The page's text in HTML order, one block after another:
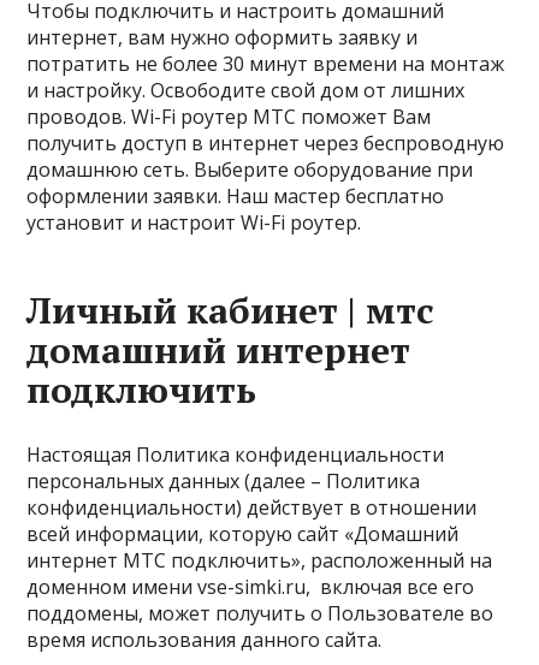
Чтобы подключить и настроить домашний
интернет, вам нужно оформить заявку и
потратить не более 30 минут времени на монтаж
и настройку. Освободите свой дом от лишних
проводов. Wi-Fi роутер МТС поможет Вам
получить доступ в интернет через беспроводную
домашнюю сеть. Выберите оборудование при
оформлении заявки. Наш мастер бесплатно
установит и настроит Wi-Fi роутер.
Личный кабинет | мтс
домашний интернет
подключить
Настоящая Политика конфиденциальности
персональных данных (далее – Политика
конфиденциальности) действует в отношении
всей информации, которую сайт «Домашний
интернет МТС подключить», расположенный на
доменном имени vse-simki.ru, включая все его
поддомены, может получить о Пользователе во
время использования данного сайта.